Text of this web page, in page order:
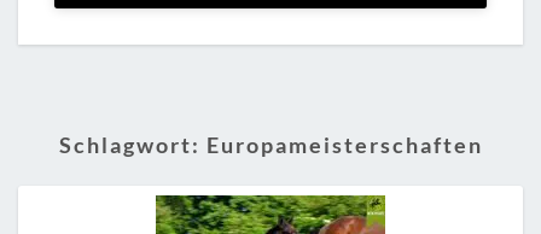
Schlagwort: Europameisterschaften